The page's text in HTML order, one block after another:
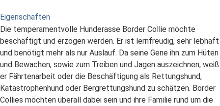
Eigenschaften
Die temperamentvolle Hunderasse Border Collie möchte
beschäftigt und erzogen werden. Er ist lernfreudig, sehr lebhaft
und benötigt mehr als nur Auslauf. Da seine Gene ihn zum Hüten
und Bewachen, sowie zum Treiben und Jagen auszeichnen, weiß
er Fährtenarbeit oder die Beschäftigung als Rettungshund,
Katastrophenhund oder Bergrettungshund zu schätzen. Border
Collies möchten überall dabei sein und ihre Familie rund um die